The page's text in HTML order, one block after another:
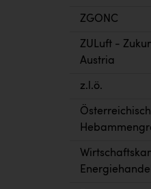
ZGONC
ZULuft -
Austria
z.l.ö.
Energiehandel